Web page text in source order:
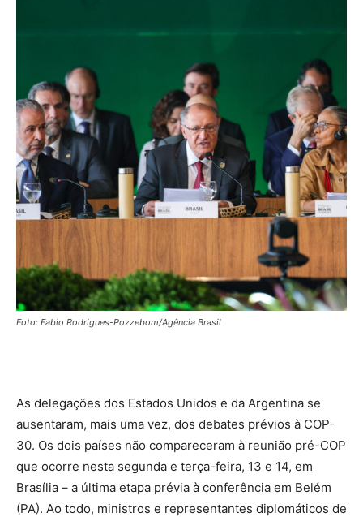
Foto: Fabio Rodrigues-Pozzebom/Agência Brasil
As delegações dos Estados Unidos e da Argentina se
ausentaram, mais uma vez, dos debates prévios à COP-
30. Os dois países não compareceram à reunião pré-COP
que ocorre nesta segunda e terça-feira, 13 e 14, em
Brasília – a última etapa prévia à conferência em Belém
(PA). Ao todo, ministros e representantes diplomáticos de